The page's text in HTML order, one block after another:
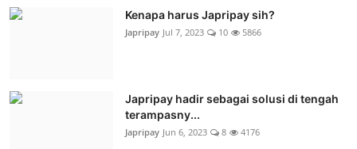
Kenapa harus Japripay sih?
Japripay Jul 7, 2023 10 5866
Japripay hadir sebagai solusi di tengah
terampasny...
Japripay Jun 6, 2023 8 4176